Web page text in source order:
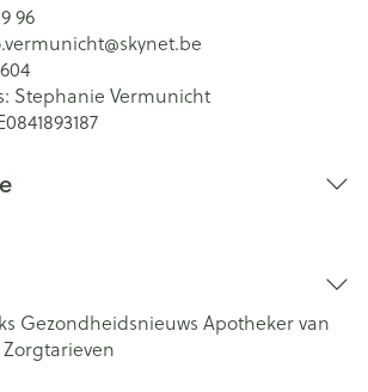
96
skynet.be
Stephanie Vermunicht
Gezondheidsnieuws Apotheker van
Zorgtarieven